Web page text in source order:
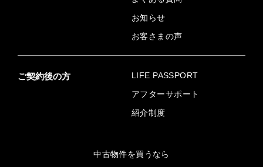
お知らせ
お客さまの声
ご契約後の方
LIFE PASSPORT
アフターサポート
紹介制度
中古物件を買うなら